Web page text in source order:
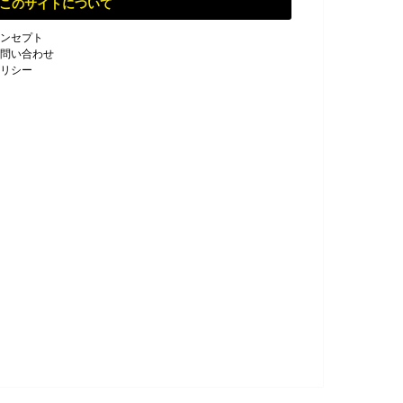
このサイトについて
セプト
い合わせ
シー